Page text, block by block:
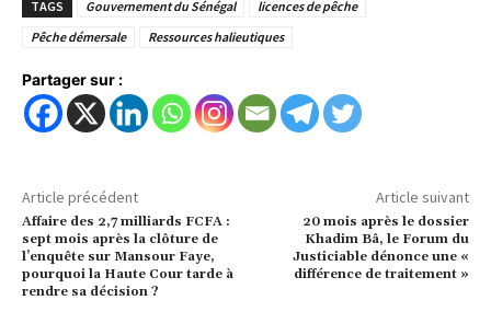
TAGS Gouvernement du Sénégal
licences de pêche
Pêche démersale
Ressources halieutiques
Partager sur :
Article précédent
Affaire des 2,7 milliards FCFA :
sept mois après la clôture de
l’enquête sur Mansour Faye,
pourquoi la Haute Cour tarde à
rendre sa décision ?
Article suivant
20 mois après le dossier
Khadim Bâ, le Forum du
Justiciable dénonce une «
différence de traitement »